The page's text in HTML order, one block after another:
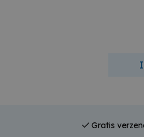
Gratis